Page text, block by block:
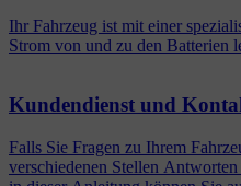
Ihr Fahrzeug ist mit einer
Strom von und zu den Batterien
Kundendienst und
Falls Sie Fragen zu Ihrem
verschiedenen Stellen